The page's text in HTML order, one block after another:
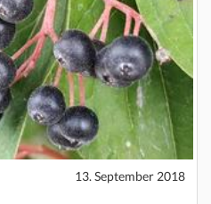
13. September 2018